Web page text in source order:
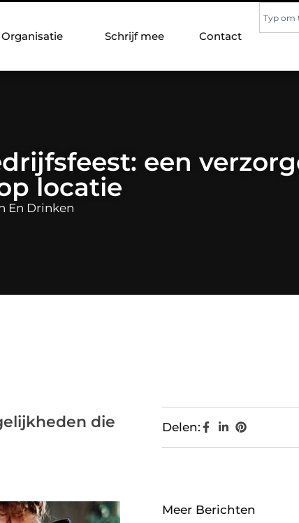
Schrijf mee Contact
een
locatie
En Drinken
die
Delen:
Meer Berichten